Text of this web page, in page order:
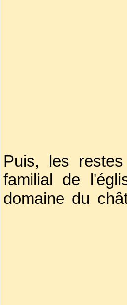
réelles au cas
personnes
Puis, les
familial de
domaine du
Une des trois
où reposent,
Sophie et six
En même
décida de